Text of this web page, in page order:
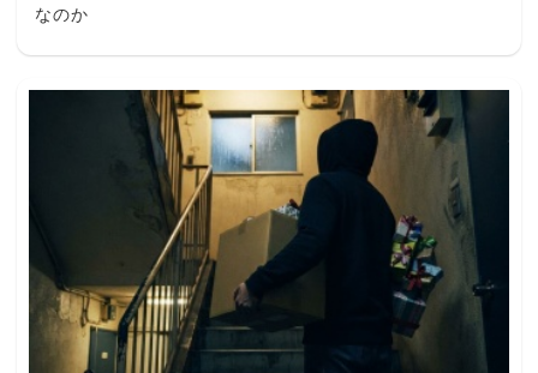
なのか